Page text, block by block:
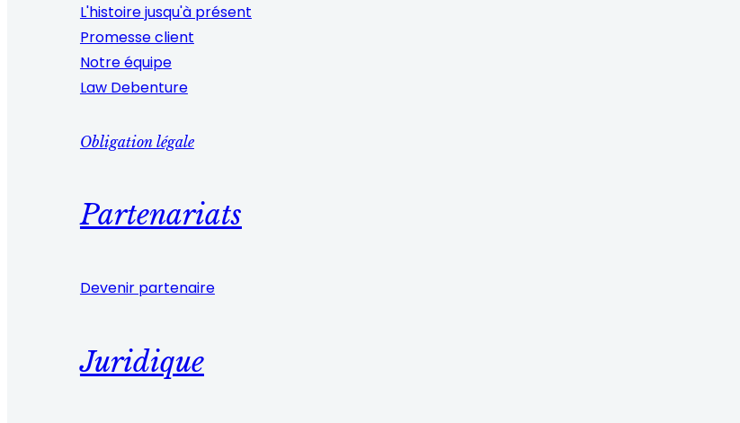
L'histoire jusqu'à présent
Promesse client
Notre équipe
Law Debenture
Obligation légale
Partenariats
Devenir partenaire
Juridique